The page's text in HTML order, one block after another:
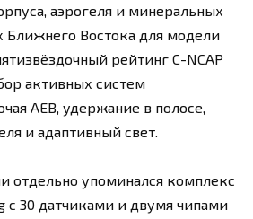
аэрогеля и минеральных
Ближнего Востока для модели
рейтинг C-NCAP
активных систем
AEB, удержание в полосе,
и адаптивный свет.
отдельно упоминался комплекс
с 30 датчиками и двумя чипами